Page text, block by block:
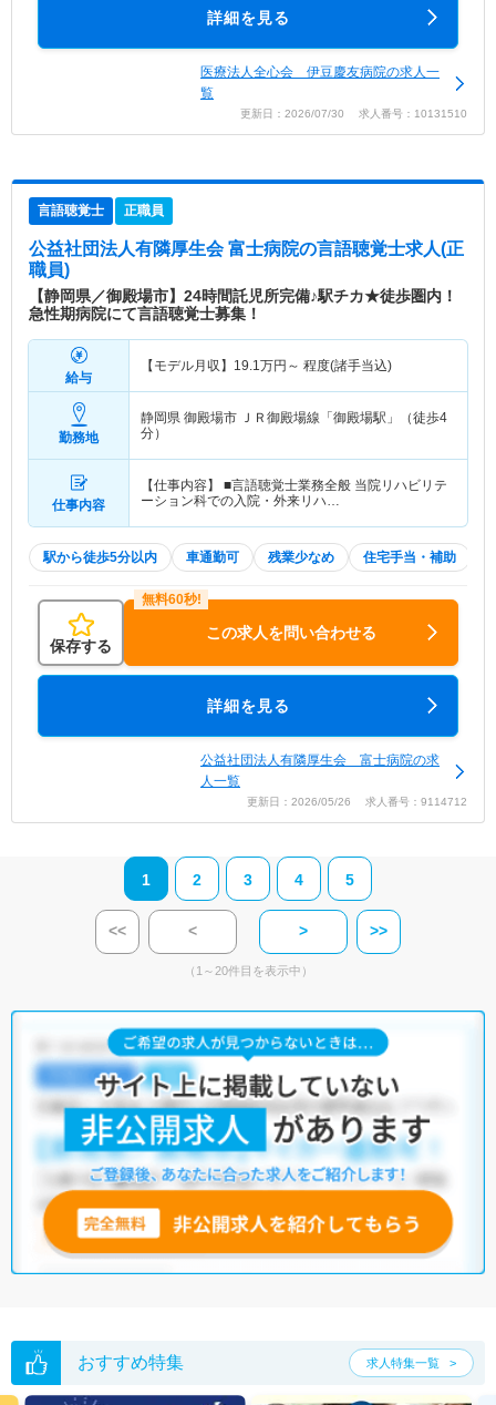
詳細を見る
医療法人全心会 伊豆慶友病院の求人一
覧
更新日：2026/07/30 求人番号：10131510
言語聴覚士 正職員
公益社団法人有隣厚生会 富士病院の言語聴覚士求人(正
職員)
【静岡県／御殿場市】24時間託児所完備♪駅チカ★徒歩圏内！
急性期病院にて言語聴覚士募集！
給与
【モデル月収】 19.1万円～ 程度(諸手当込)
勤務地
静岡県 御殿場市 ＪＲ御殿場線「御殿場駅」（徒歩4
分）
仕事内容
【仕事内容】 ■言語聴覚士業務全般 当院リハビリテ
ーション科での入院・外来リハ…
駅から徒歩5分以内 車通勤可 残業少なめ 住宅手当・補助
保存する
この求人を問い合わせる
詳細を見る
公益社団法人有隣厚生会 富士病院の求
人一覧
更新日：2026/05/26 求人番号：9114712
1 2 3 4 5
<< < > >>
（1～20件目を表示中）
おすすめ特集 求人特集一覧